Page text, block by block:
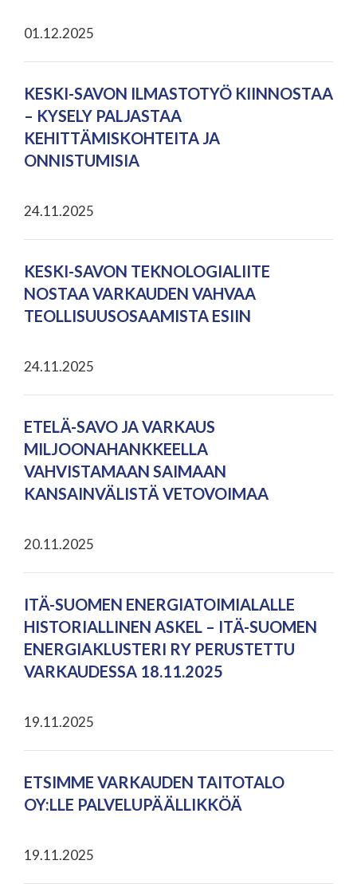
01.12.2025
KESKI-SAVON ILMASTOTYÖ KIINNOSTAA
– KYSELY PALJASTAA
KEHITTÄMISKOHTEITA JA
ONNISTUMISIA
24.11.2025
KESKI-SAVON TEKNOLOGIALIITE
NOSTAA VARKAUDEN VAHVAA
TEOLLISUUSOSAAMISTA ESIIN
24.11.2025
ETELÄ-SAVO JA VARKAUS
MILJOONAHANKKEELLA
VAHVISTAMAAN SAIMAAN
KANSAINVÄLISTÄ VETOVOIMAA
20.11.2025
ITÄ-SUOMEN ENERGIATOIMIALALLE
HISTORIALLINEN ASKEL – ITÄ-SUOMEN
ENERGIAKLUSTERI RY PERUSTETTU
VARKAUDESSA 18.11.2025
19.11.2025
ETSIMME VARKAUDEN TAITOTALO
OY:LLE PALVELUPÄÄLLIKKÖÄ
19.11.2025